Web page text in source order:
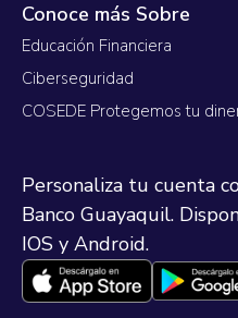
Conoce más Sobre
Educación Financiera
Ciberseguridad
COSEDE Protegemos tu
Personaliza tu cuenta
Banco Guayaquil.
IOS y Android.